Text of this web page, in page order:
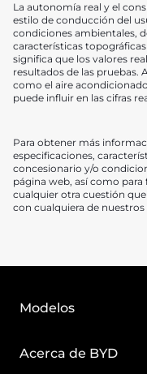
La autonomía real y el
estilo de conducción del
condiciones ambientales,
características
significa que los valores
resultados de las pruebas.
como el aire
puede influir en las cifras
Para obtener más
especificaciones,
concesionario y/o
página web, así como
cualquier otra cuestión
con cualquiera de
Modelos
Acerca de BYD